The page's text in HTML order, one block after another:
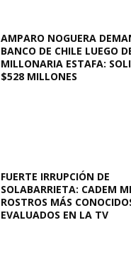
AMPARO NOGUERA
BANCO DE CHILE LUEGO
MILLONARIA ESTAFA:
$528 MILLONES
FUERTE IRRUPCIÓN DE
SOLABARRIETA: CADEM
ROSTROS MÁS
EVALUADOS EN LA TV